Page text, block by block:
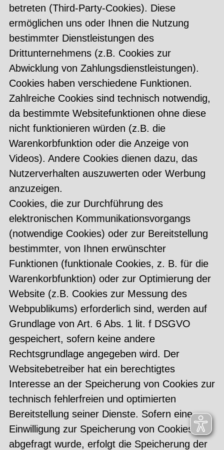
betreten (Third-Party-Cookies). Diese
ermöglichen uns oder Ihnen die Nutzung
bestimmter Dienstleistungen des
Drittunternehmens (z.B. Cookies zur
Abwicklung von Zahlungsdienstleistungen).
Cookies haben verschiedene Funktionen.
Zahlreiche Cookies sind technisch notwendig,
da bestimmte Websitefunktionen ohne diese
nicht funktionieren würden (z.B. die
Warenkorbfunktion oder die Anzeige von
Videos). Andere Cookies dienen dazu, das
Nutzerverhalten auszuwerten oder Werbung
anzuzeigen.
Cookies, die zur Durchführung des
elektronischen Kommunikationsvorgangs
(notwendige Cookies) oder zur Bereitstellung
bestimmter, von Ihnen erwünschter
Funktionen (funktionale Cookies, z. B. für die
Warenkorbfunktion) oder zur Optimierung der
Website (z.B. Cookies zur Messung des
Webpublikums) erforderlich sind, werden auf
Grundlage von Art. 6 Abs. 1 lit. f DSGVO
gespeichert, sofern keine andere
Rechtsgrundlage angegeben wird. Der
Websitebetreiber hat ein berechtigtes
Interesse an der Speicherung von Cookies zur
technisch fehlerfreien und optimierten
Bereitstellung seiner Dienste. Sofern eine
Einwilligung zur Speicherung von Cookies
abgefragt wurde, erfolgt die Speicherung der